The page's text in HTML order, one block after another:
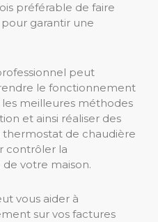
préférable de faire
garantir une
peut
le fonctionnement
meilleures méthodes
et ainsi réaliser des
thermostat de chaudière
contrôler la
votre maison.
vous aider à
sur vos factures